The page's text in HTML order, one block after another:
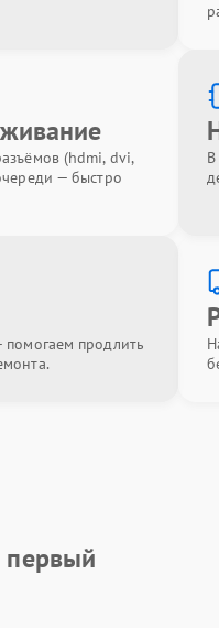
(hdmi, dvi,
— быстро
помогаем продлить
первый